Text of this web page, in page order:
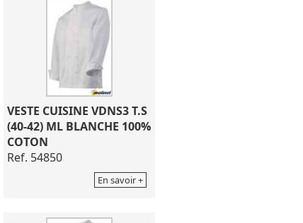
VESTE CUISINE VDNS3 T.S
(40-42) ML BLANCHE 100%
COTON
Ref. 54850
En savoir +